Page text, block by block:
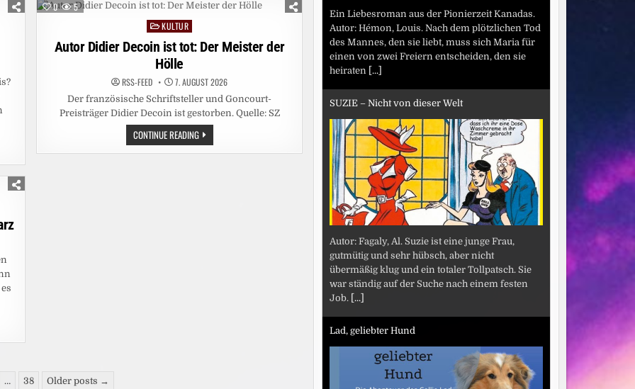
0 5
Posted
in
KULTUR
Autor Didier Decoin ist tot: Der Meister der
Hölle
RSS-FEED 7. AUGUST 2026
Der französische Schriftsteller und Goncourt-
Preisträger Didier Decoin ist gestorben. Quelle: SZ
CONTINUE READINGAUTOR
DIDIER
DECOIN
… 38 Older posts →
Ein Liebesroman aus der Pionierzeit Kanadas.
Autor: Hémon, Louis. Nach dem plötzlichen Tod
des Mannes, den sie liebt, muss sich Maria für
einen von zwei Freiern entscheiden, den sie
heiraten [...]
SUZIE – Nicht von dieser Welt
Autor: Fagaly, Al. Suzie ist eine junge Frau,
gutmütig und sehr hübsch, aber nicht
übermäßig klug und ein totaler Tollpatsch. Sie
war ständig auf der Suche nach einem festen
Job. [...]
Lad, geliebter Hund